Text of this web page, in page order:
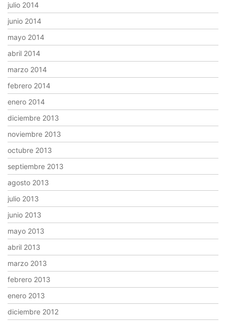
julio 2014
junio 2014
mayo 2014
abril 2014
marzo 2014
febrero 2014
enero 2014
diciembre 2013
noviembre 2013
octubre 2013
septiembre 2013
agosto 2013
julio 2013
junio 2013
mayo 2013
abril 2013
marzo 2013
febrero 2013
enero 2013
diciembre 2012